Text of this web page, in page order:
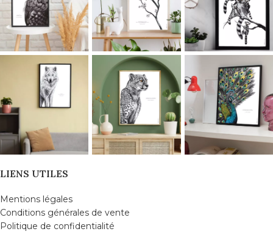
LIENS UTILES
Mentions légales
Conditions générales de vente
Politique de confidentialité